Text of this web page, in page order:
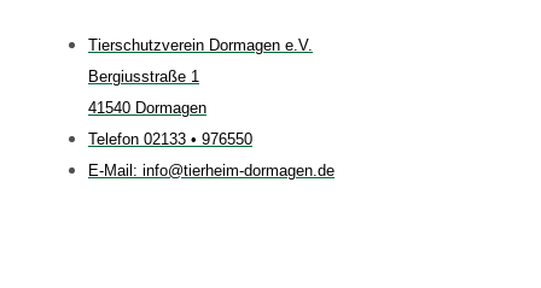
Tierschutzverein Dormagen e.V.
Bergiusstraße 1
41540 Dormagen
Telefon 02133 • 976550
E-Mail: info@tierheim-dormagen.de